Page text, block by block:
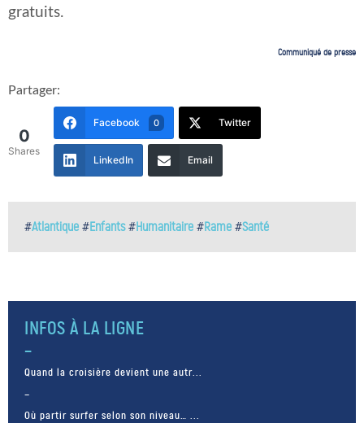
gratuits.
Communiqué de presse
Partager:
0
Shares
Facebook 0 Twitter
LinkedIn Email
#Atlantique #Enfants#Humanitaire #Rame #Santé
INFOS À LA LIGNE
Quand la croisière devient une autr...
Où partir surfer selon son niveau… ...